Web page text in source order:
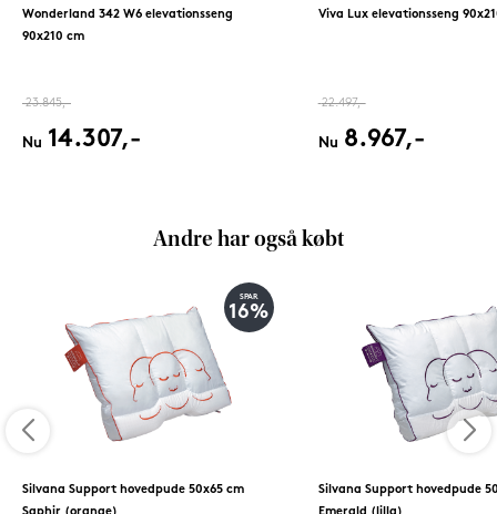
Wonderland 342 W6 elevationsseng
90x210 cm
23.845,-
Nu 14.307,-
Viva Lux elevationsseng
22.497,-
Nu 8.967,-
Andre har også købt
SPAR
16%
Silvana Support hovedpude 50x65 cm
Silvana Support hovedpude